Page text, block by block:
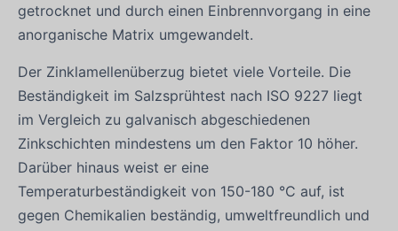
getrocknet und durch einen Einbrennvorgang in eine
anorganische Matrix umgewandelt.
Der Zinklamellenüberzug bietet viele Vorteile. Die
Beständigkeit im Salzsprühtest nach ISO 9227 liegt
im Vergleich zu galvanisch abgeschiedenen
Zinkschichten mindestens um den Faktor 10 höher.
Darüber hinaus weist er eine
Temperaturbeständigkeit von 150-180 °C auf, ist
gegen Chemikalien beständig, umweltfreundlich und